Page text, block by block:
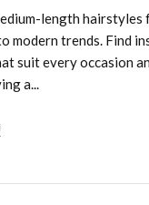
length hairstyles
modern trends. Find
suit every occasion
a...